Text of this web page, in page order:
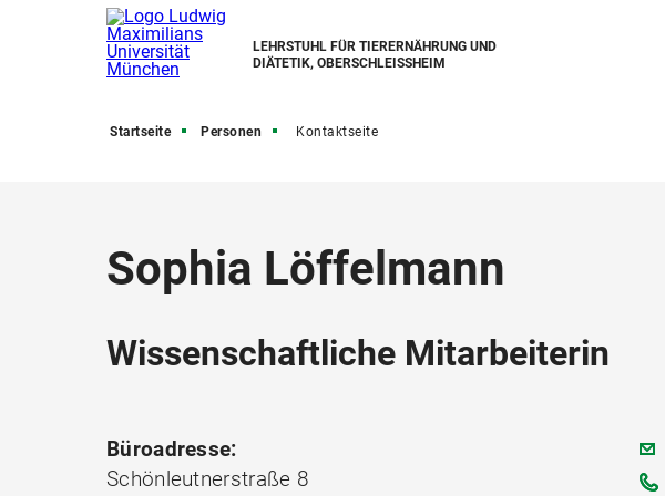
LEHRSTUHL FÜR TIERERNÄHRUNG UND
DIÄTETIK, OBERSCHLEISSHEIM
Startseite Personen Kontaktseite
Sophia Löffelmann
Wissenschaftliche Mitarbeiterin
Büroadresse:
Schönleutnerstraße 8